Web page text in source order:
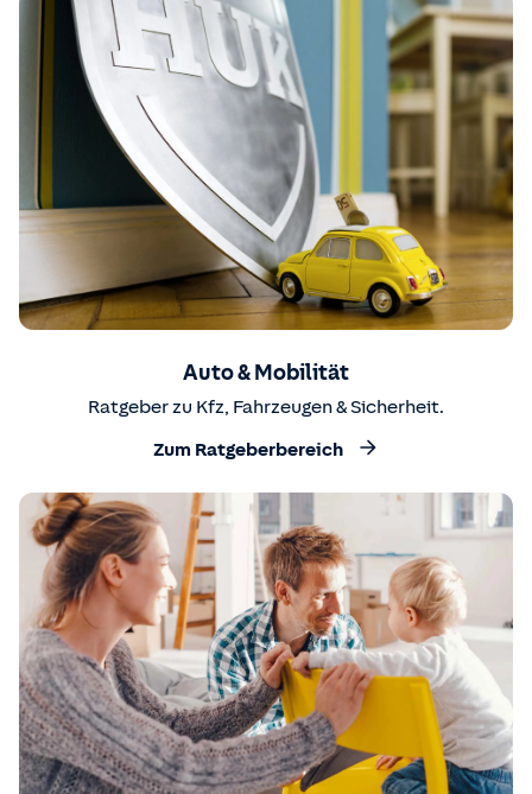
Auto & Mobilität
Ratgeber zu Kfz, Fahrzeugen & Sicherheit.
Zum Ratgeberbereich